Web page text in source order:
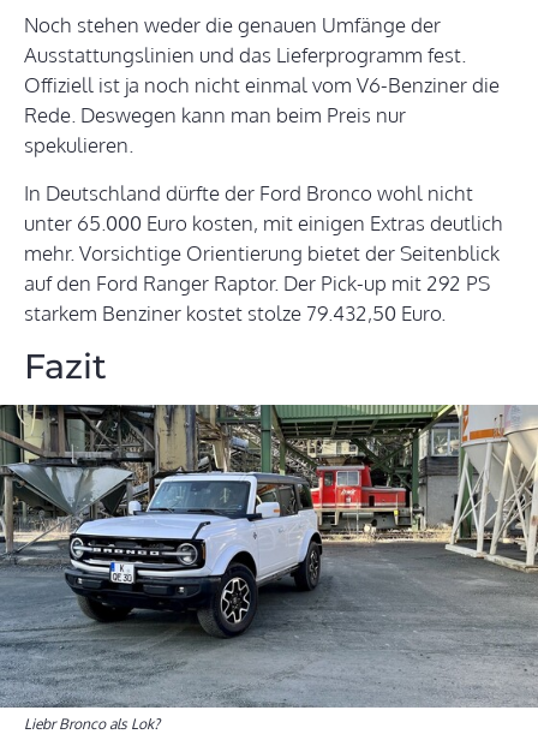
Noch stehen weder die genauen Umfänge der
Ausstattungslinien und das Lieferprogramm fest.
Offiziell ist ja noch nicht einmal vom V6-Benziner die
Rede. Deswegen kann man beim Preis nur
spekulieren.
In Deutschland dürfte der Ford Bronco wohl nicht
unter 65.000 Euro kosten, mit einigen Extras deutlich
mehr. Vorsichtige Orientierung bietet der Seitenblick
auf den Ford Ranger Raptor. Der Pick-up mit 292 PS
starkem Benziner kostet stolze 79.432,50 Euro.
Fazit
Liebr Bronco als Lok?